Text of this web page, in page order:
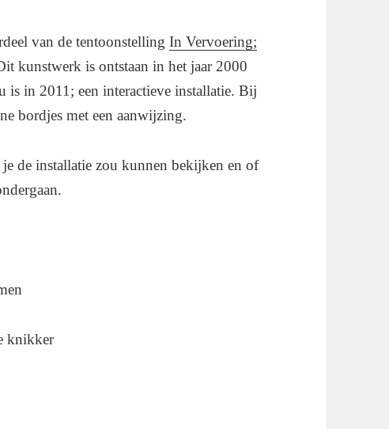
van de tentoonstellingIn Vervoering;
kunstwerk is ontstaan in het jaar 2000
is in 2011; een interactieve installatie. Bij
bordjes met een aanwijzing.
de installatie zou kunnen bekijken en of
knikker